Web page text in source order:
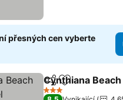
přesných cen vyberte
SdíletPřidat na
Cynthiana
3 Počet hvězdiček